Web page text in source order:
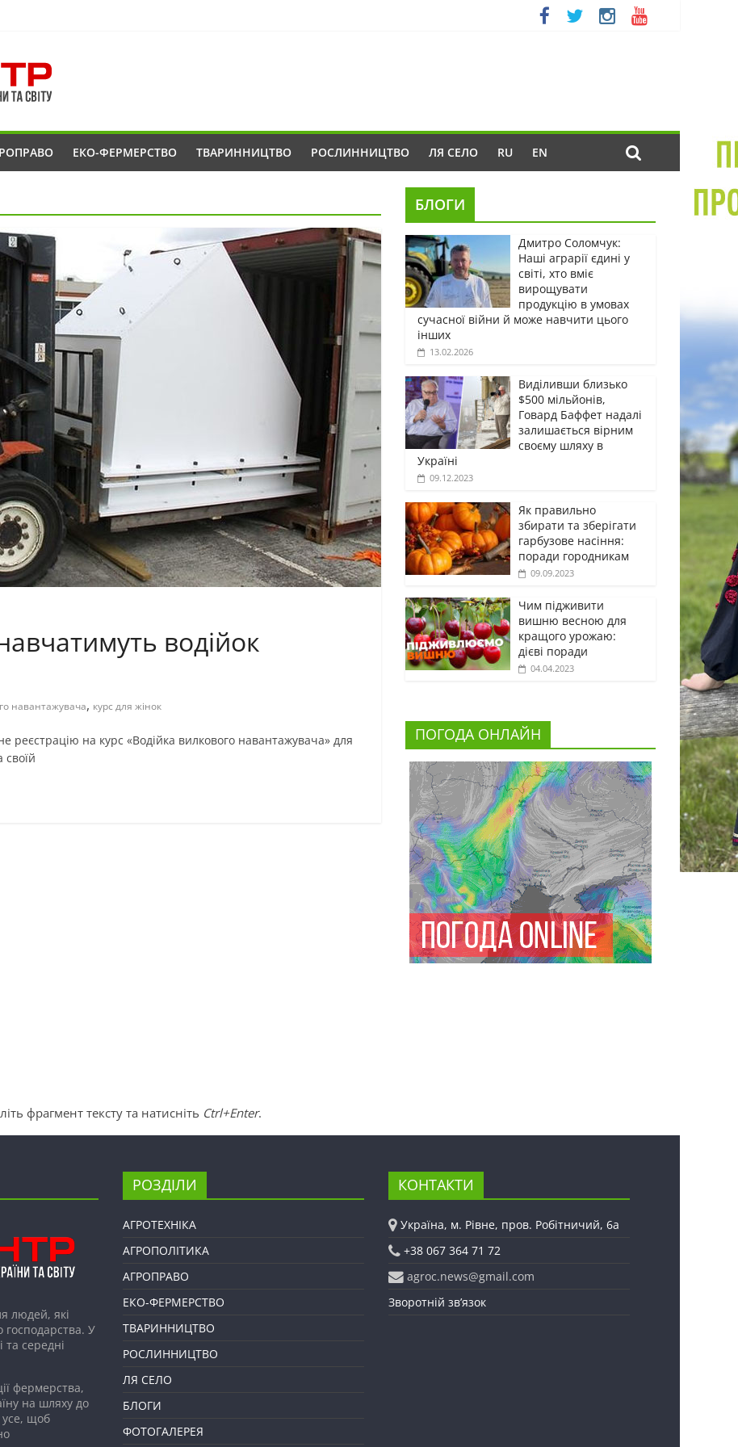
ЕКО-ФЕРМЕРСТВО ТВАРИННИЦТВО РОСЛИННИЦТВО ЛЯ СЕЛО RU EN
водійок
навантажувача, курс для жінок
реєстрацію на курс «Водійка вилкового навантажувача» для
БЛОГИ
Дмитро Соломчук:
Наші аграрії єдині у
світі, хто вміє
вирощувати
продукцію в умовах
сучасної війни й може навчити цього
інших
13.02.2026
Виділивши близько
$500 мільйонів,
Говард Баффет надалі
залишається вірним
своєму шляху в
Україні
09.12.2023
Як правильно
збирати та зберігати
гарбузове насіння:
поради городникам
09.09.2023
Чим підживити
вишню весною для
кращого урожаю:
дієві поради
04.04.2023
ПОГОДА ОНЛАЙН
фрагмент тексту та натисніть Ctrl+Enter.
людей, які
господарства. У
та середні
фермерства,
на шляху до
усе, щоб
РОЗДІЛИ
АГРОТЕХНІКА
АГРОПОЛІТИКА
АГРОПРАВО
ЕКО-ФЕРМЕРСТВО
ТВАРИННИЦТВО
РОСЛИННИЦТВО
ЛЯ СЕЛО
БЛОГИ
ФОТОГАЛЕРЕЯ
КОНТАКТИ
Україна, м. Рівне, пров. Робітничий, 6а
+38 067 364 71 72
agroc.news@gmail.com
Зворотній зв’язок